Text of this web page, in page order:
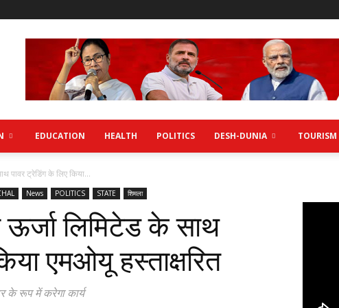
EDUCATION HEALTH POLITICS DESH-DUNIA TOURISM
पावर ट्रेडिंग के लिए किया...
News POLITICS STATE शिमला
लिमिटेड के साथ
एमओयू हस्ताक्षरि‍त
के रूप में करेगा कार्य